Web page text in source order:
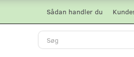
Sådan handler du